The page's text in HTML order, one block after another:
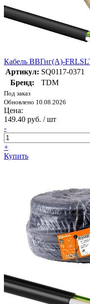
Кабель ВВГнг(А)-
Артикул: SQ0117-0371
Бренд:
TDM
Под заказ
Обновлено 10.08.2026
Цена:
149.40 руб. / шт
-
+
Купить